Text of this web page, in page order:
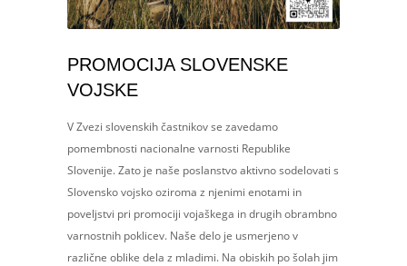
PROMOCIJA SLOVENSKE
VOJSKE
V Zvezi slovenskih častnikov se zavedamo
pomembnosti nacionalne varnosti Republike
Slovenije. Zato je naše poslanstvo aktivno sodelovati s
Slovensko vojsko oziroma z njenimi enotami in
poveljstvi pri promociji vojaškega in drugih obrambno
varnostnih poklicev. Naše delo je usmerjeno v
različne oblike dela z mladimi. Na obiskih po šolah jim